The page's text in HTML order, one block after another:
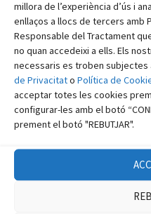
millora de l’experiència d’ús i
enllaços a llocs de tercers amb
Responsable del Tractament
no quan accedeixi a ells. Els
necessaris es troben subjectes
de Privacitato Política de
acceptar totes les cookies
configurar-les amb el botó
prement el botó "REBUTJAR".
setembre 2025
maig 2025
abril 2025
març 2025
febrer 2025
gener 2025
setembre 2024